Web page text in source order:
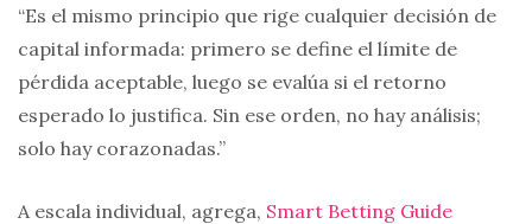
“Es el mismo principio que rige cualquier decisión de
capital informada: primero se define el límite de
pérdida aceptable, luego se evalúa si el retorno
esperado lo justifica. Sin ese orden, no hay análisis;
solo hay corazonadas.”
A escala individual, agrega, Smart Betting Guide